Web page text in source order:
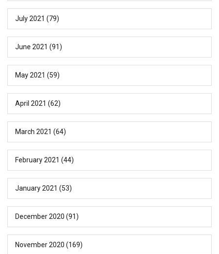
July 2021 (79)
June 2021 (91)
May 2021 (59)
April 2021 (62)
March 2021 (64)
February 2021 (44)
January 2021 (53)
December 2020 (91)
November 2020 (169)